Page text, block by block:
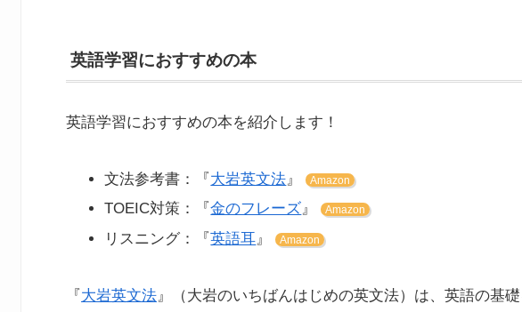
英語学習におすすめの本
英語学習におすすめの本を紹介します！
文法参考書：『大岩英文法 』 Amazon
TOEIC対策：『金のフレーズ』 Amazon
リスニング：『英語耳 』 Amazon
『大岩英文法 』（大岩のいちばんはじめの英文法）は、英語の基